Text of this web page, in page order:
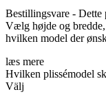
Bestillingsvare - Dette
Vælg højde og
hvilken model der
læs mere
Hvilken plissémodel
Välj